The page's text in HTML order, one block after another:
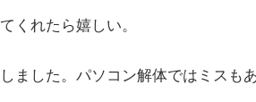
くれたら嬉しい。
ました。パソコン解体ではミスも